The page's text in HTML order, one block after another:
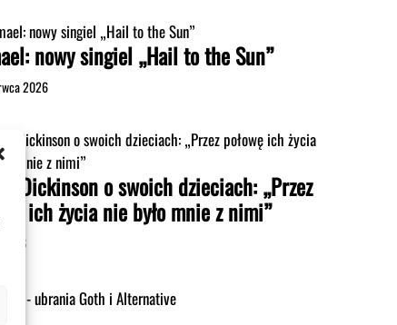
nowy singiel „Hail to the Sun”
2026
Dickinson o swoich dzieciach: „Przez
ich życia nie było mnie z nimi”